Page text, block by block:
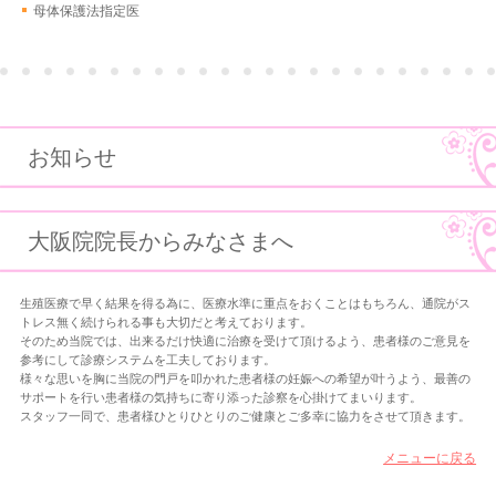
母体保護法指定医
お知らせ
大阪院院長からみなさまへ
生殖医療で早く結果を得る為に、医療水準に重点をおくことはもちろん、通院がス
トレス無く続けられる事も大切だと考えております。
そのため当院では、出来るだけ快適に治療を受けて頂けるよう、患者様のご意見を
参考にして診療システムを工夫しております。
様々な思いを胸に当院の門戸を叩かれた患者様の妊娠への希望が叶うよう、最善の
サポートを行い患者様の気持ちに寄り添った診察を心掛けてまいります。
スタッフ一同で、患者様ひとりひとりのご健康とご多幸に協力をさせて頂きます。
メニューに戻る